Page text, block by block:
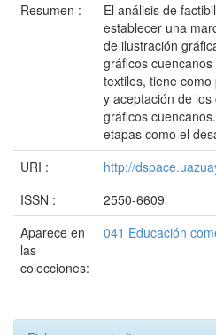
Resumen :
El análisis de
establecer una
de ilustración
gráficos
textiles, tiene
y aceptación de
gráficos
etapas como el
URI :
http://
ISSN :
2550-6609
Aparece en
las
colecciones:
041 Educación